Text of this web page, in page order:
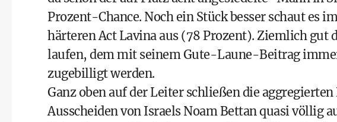
Prozent-Chance. Noch ein Stück besser schaut es
härteren Act Lavina aus (78 Prozent). Ziemlich gut
laufen, dem mit seinem Gute-Laune-Beitrag
zugebilligt werden.
Ganz oben auf der Leiter schließen die
Ausscheiden von Israels Noam Bettan quasi völlig